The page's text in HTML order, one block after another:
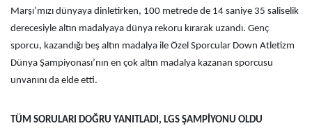
Marşı’mızı dünyaya dinletirken, 100 metrede de 14 saniye 35 saliselik
derecesiyle altın madalyaya dünya rekoru kırarak uzandı. Genç
sporcu, kazandığı beş altın madalya ile Özel Sporcular Down Atletizm
Dünya Şampiyonası’nın en çok altın madalya kazanan sporcusu
unvanını da elde etti.
TÜM SORULARI DOĞRU YANITLADI, LGS ŞAMPİYONU OLDU